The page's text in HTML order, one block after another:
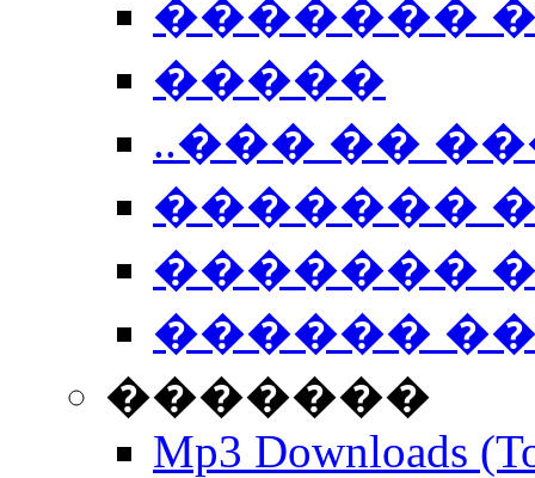
�������
�����
..��� ��
�������
�������
������
�������
Mp3 Downloads